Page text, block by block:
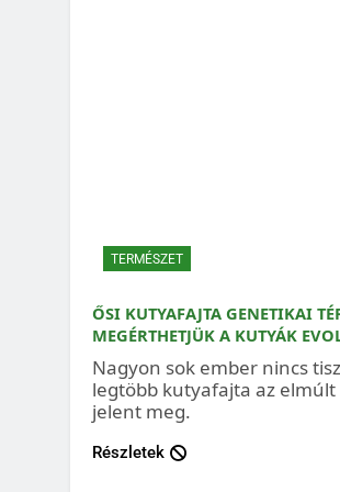
TERMÉSZET
ŐSI KUTYAFAJTA GENETIKAI
MEGÉRTHETJÜK A KUTYÁK
Nagyon sok ember nincs
legtöbb kutyafajta az elmúlt
jelent meg.
Részletek